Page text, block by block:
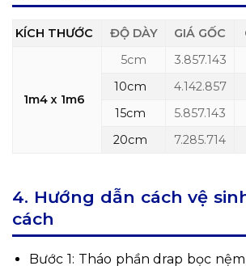
KÍCH THƯỚC ĐỘ DÀY GIÁ GỐC
1m4 x 1m6
5cm 3.857.143
10cm
4.142.857
15cm
5.857.143
20cm
7.285.714
4. Hướng dẫn cách vệ
cách
Bước 1: Tháo phần drap bọc